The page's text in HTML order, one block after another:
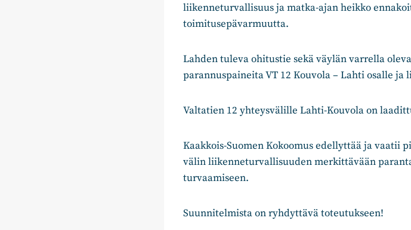
liikenneturvallisuus ja matka-ajan heikko
toimitusepävarmuutta.
Lahden tuleva ohitustie sekä väylän varrella
parannuspaineita VT 12 Kouvola – Lahti osalle
Valtatien 12 yhteysvälille Lahti-Kouvola on
Kaakkois-Suomen Kokoomus edellyttää ja vaatii
välin liikenneturvallisuuden merkittävään
turvaamiseen.
Suunnitelmista on ryhdyttävä toteutukseen!